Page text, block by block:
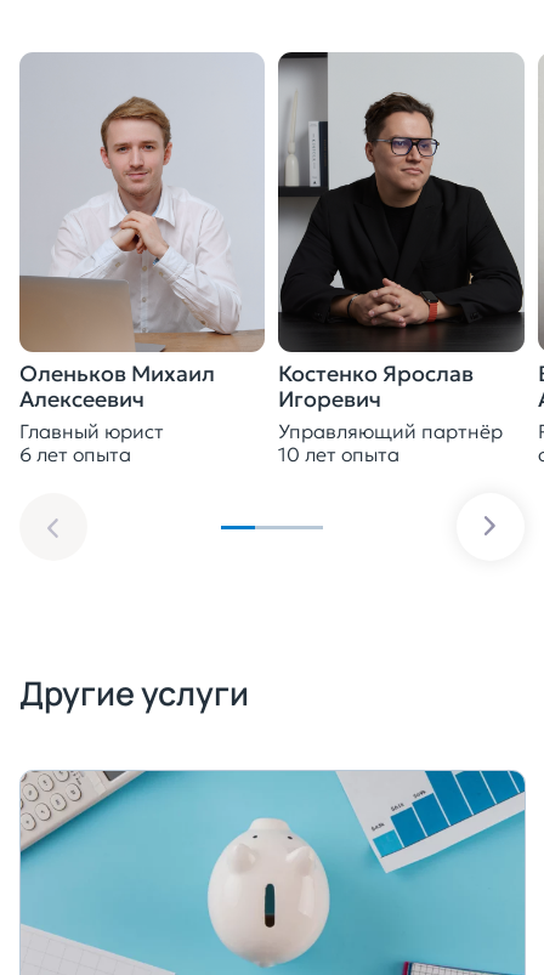
Оленьков Михаил
Алексеевич
Главный юрист
6 лет опыта
Костенко Ярослав
Игоревич
Управляющий партнёр
10 лет опыта
Другие услуги